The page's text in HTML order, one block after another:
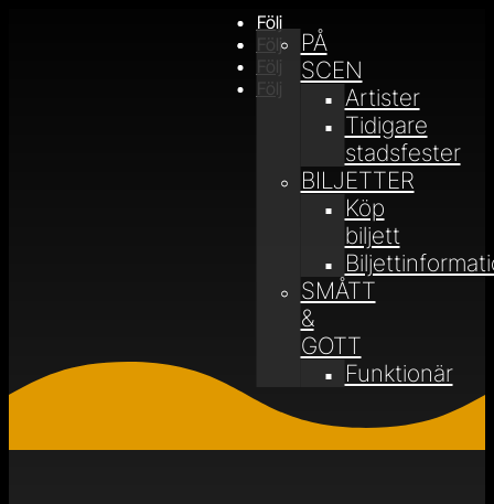
Följ
Följ
Följ
Följ
PÅ
SCEN
Artister
Tidigare
stadsfester
BILJETTER
Köp
biljett
SMÅTT
&
GOTT
Funktionär